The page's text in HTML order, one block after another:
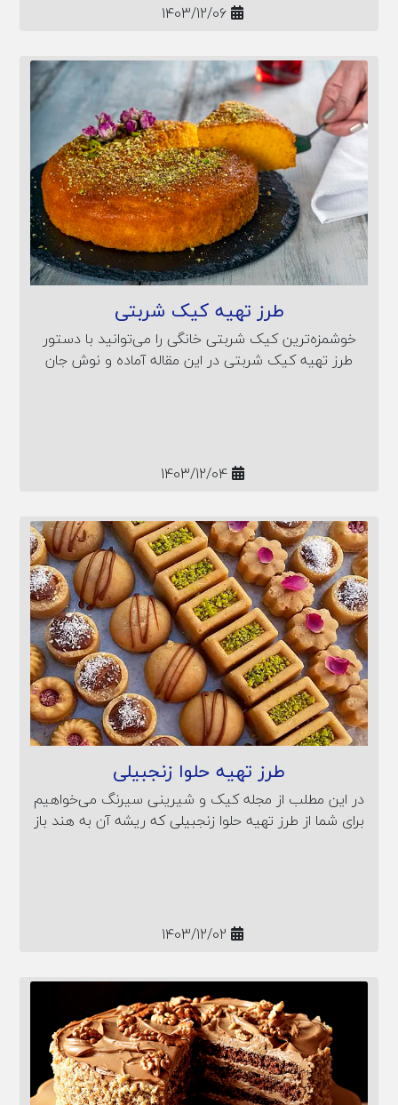
1403/12/06
طرز تهیه کیک شربتی
خوشمزه‌ترین کیک شربتی خانگی را می‌توانید با دستور
طرز تهیه کیک شربتی در این مقاله آماده و نوش جان
1403/12/04
طرز تهیه حلوا زنجبیلی
در این مطلب از مجله کیک و شیرینی سیرنگ می‌خواهیم
برای شما از طرز تهیه حلوا زنجبیلی که ریشه آن به هند باز
1403/12/02